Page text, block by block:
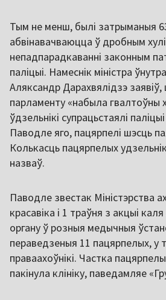
Тым не менш, былі затрыманыя
абвінавачваюцца ў дробным
непадпарадкаванні законным
паліцыі. Намеснік міністра
Аляксандр Дарахвялідзэ
парламенту «набыла гвалтоўны
ўдзельнікі супрацьстаялі
Паводле яго, пацярпелі шэсць
Колькасць пацярпелых
назваў.
Паводле звестак Міністэрства
красавіка і 1 траўня з акцыі
органу ў розныя медычныя
пераведзеныя 11 пацярпелых, у
праваахоўнікі. Частка
пакінула клініку, паведамляе